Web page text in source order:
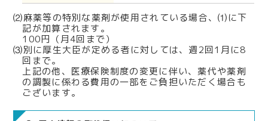
⑵麻薬等の特別な薬剤が使用されている場合、⑴に下
記が加算されます。
100円（月4回まで）
⑶別に厚生大臣が定める者に対しては、週2回1月に8
回まで。
上記の他、医療保険制度の変更に伴い、薬代や薬剤
の調製に係わる費用の一部をご負担いただく場合も
ございます。